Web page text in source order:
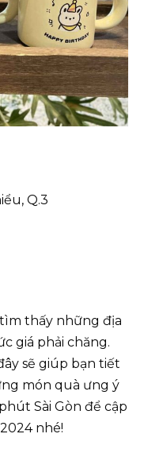
Q.3
thấy những địa
giá phải chăng.
sẽ giúp bạn tiết
món quà ưng ý
Sài Gòn để cập
nhé!